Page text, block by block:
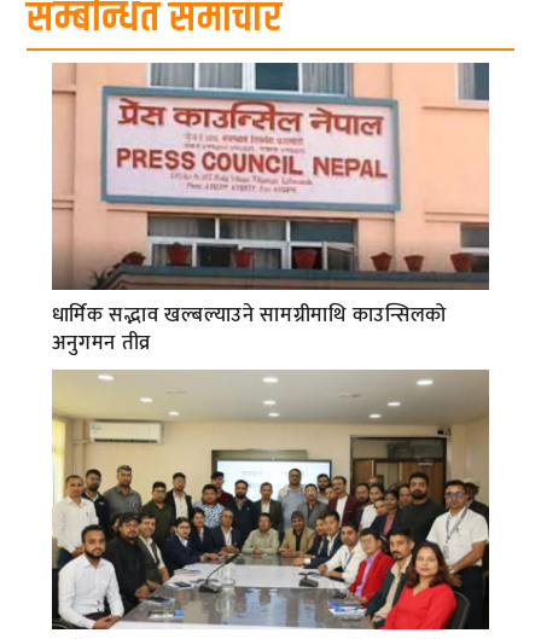
सम्बन्धित समाचार
धार्मिक सद्भाव खल्बल्याउने सामग्रीमाथि काउन्सिलको
अनुगमन तीव्र